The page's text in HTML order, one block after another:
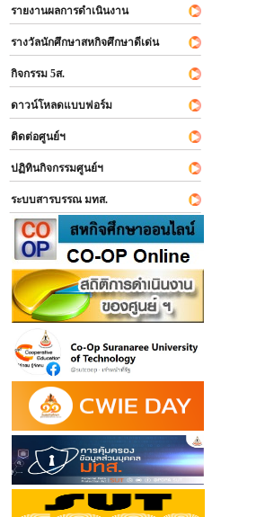
รายงานผลการดำเนินงาน
รางวัลนักศึกษาสหกิจศึกษาดีเด่น
กิจกรรม 5ส.
ดาวน์โหลดแบบฟอร์ม
ติดต่อศูนย์ฯ
ปฏิทินกิจกรรมศูนย์ฯ
ระบบสารบรรณ มทส.